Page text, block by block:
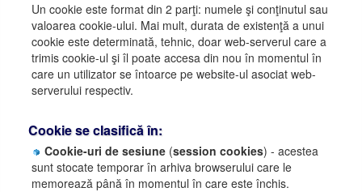
Un cookie este format din 2 parţi: numele şi conţinutul sau
valoarea cookie-ului. Mai mult, durata de existenţă a unui
cookie este determinată, tehnic, doar web-serverul care a
trimis cookie-ul şi îl poate accesa din nou în momentul în
care un utilizator se întoarce pe website-ul asociat web-
serverului respectiv.
Cookie se clasifică în:
Cookie-uri de sesiune (session cookies) - acestea
sunt stocate temporar în arhiva browserului care le
memorează până în momentul în care este închis.